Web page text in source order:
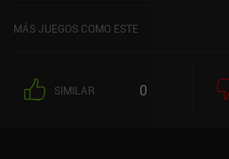
MÁS JUEGOS COMO ESTE
SIMILAR 0